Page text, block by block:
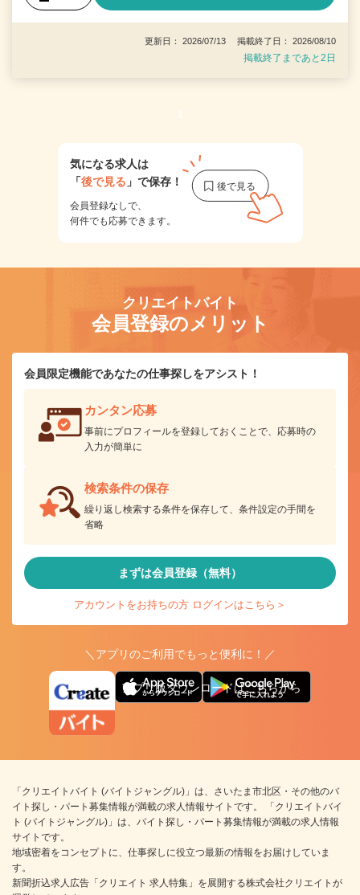
更新日： 2026/07/13 掲載終了日： 2026/08/10
掲載終了まであと2日
1
気になる求人は
「後で見る 」で保存！
会員登録なしで、
何件でも応募できます。
クリエイトバイト
会員登録のメリット
会員限定機能であなたの仕事探しをアシスト！
カンタン応募
事前にプロフィールを登録しておくことで、応募時の
入力が簡単に
検索条件の保存
繰り返し検索する条件を保存して、条件設定の手間を
省略
まずは会員登録（無料）
アカウントをお持ちの方 ログインはこちら＞
＼アプリのご利用でもっと便利に！／
アプリ版ダウンロードはこちらから
「クリエイトバイト (バイトジャングル)」は、さいたま市北区・その他のバ
イト探し・パート募集情報が満載の求人情報サイトです。 「クリエイトバイ
ト (バイトジャングル)」は、バイト探し・パート募集情報が満載の求人情報
サイトです。
地域密着をコンセプトに、仕事探しに役立つ最新の情報をお届けしていま
す。
新聞折込求人広告「クリエイト 求人特集」を展開する株式会社クリエイトが